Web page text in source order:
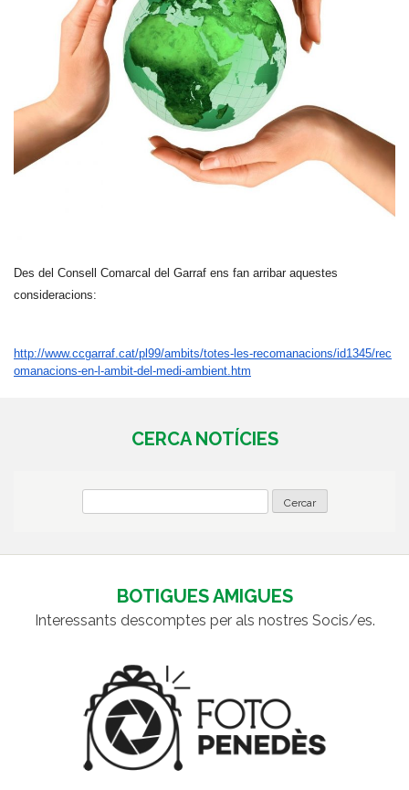
Des del Consell Comarcal del Garraf ens fan arribar aquestes
consideracions:
http://www.ccgarraf.cat/pl99/ambits/totes-les-recomanacions/id1345/rec
omanacions-en-l-ambit-del-medi-ambient.htm
CERCA NOTÍCIES
BOTIGUES AMIGUES
Interessants descomptes per als nostres Socis/es.